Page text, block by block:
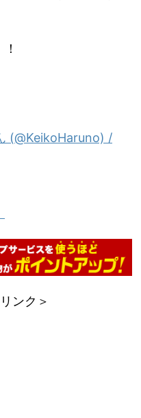
(@KeikoHaruno) /
ンク＞